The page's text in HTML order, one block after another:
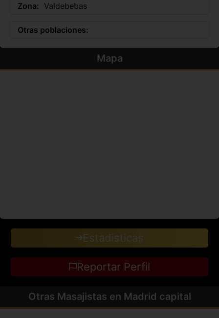
Zona: Valdebebas
Otras poblaciones:
Mapa
Estadisticas
Reportar Perfil
Otras Masajistas en Madrid capital